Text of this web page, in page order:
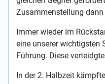
Zusammenstellung
Immer wieder im
eine unserer wichtigsten
Führung. Diese
In der 2. Halbzeit